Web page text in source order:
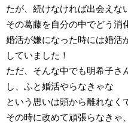
たが、続けなければ出会えな
その葛藤を自分の中でどう消
婚活が嫌になった時には婚活
していました！
ただ、そんな中でも明希子さ
し、ふと婚活やらなきゃな
という思いは頭から離れなく
その時に改めて頑張らなきゃ